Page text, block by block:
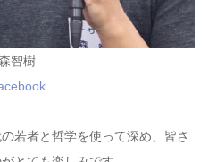
智樹
若者と哲学を使って深め、皆さ